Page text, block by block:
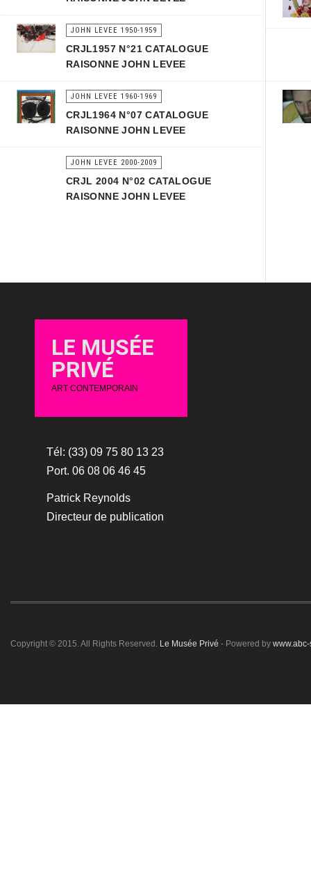
JOHN LEVEE 1950-1959
CRJL1957 N°21 CATALOGUE
RAISONNE JOHN LEVEE
JOHN LEVEE 1960-1969
CRJL1964 N°07 CATALOGUE
RAISONNE JOHN LEVEE
JOHN LEVEE 2000-2009
CRJL 2004 N°02 CATALOGUE
RAISONNE JOHN LEVEE
LE MUSÉE
PRIVÉ
ART CONTEMPORAIN
Tél: (33) 09 75 80 13 23
Port. 06 08 06 46 45
Patrick Reynolds
Directeur de publication
Copyright © 2015. All Rights Reserved. Le Musée Privé - Powered by